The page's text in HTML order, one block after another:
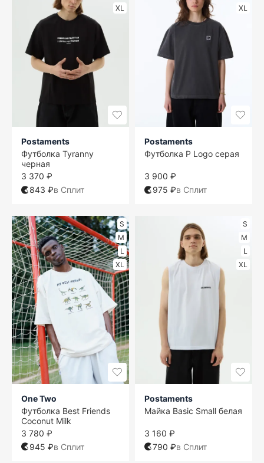
XL
Postaments
Футболка Tyranny
черная
3 370 ₽
843 ₽в Сплит
XL
Postaments
Футболка P Logo серая
3 900 ₽
975 ₽в Сплит
S
M
L
XL
One Two
Футболка Best Friends
Coconut Milk
3 780 ₽
945 ₽в Сплит
S
M
L
XL
Postaments
Майка Basic Small белая
3 160 ₽
790 ₽в Сплит